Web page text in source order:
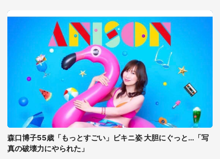
森口博子55歳「もっとすごい」ビキニ姿 大胆にぐっと...「写
真の破壊力にやられた」